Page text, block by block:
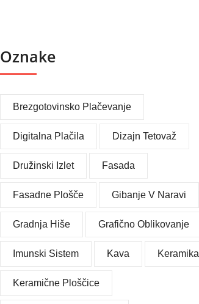
Oznake
Brezgotovinsko Plačevanje
Digitalna Plačila Dizajn Tetovaž
Družinski Izlet Fasada
Fasadne Plošče Gibanje V Naravi
Gradnja Hiše Grafično Oblikovanje
Imunski Sistem Kava Keramika
Keramične Ploščice